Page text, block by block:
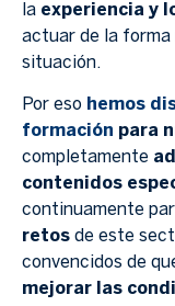
la experiencia y
actuar de la forma
situación.
Por eso hemos
formación para
completamente
contenidos
continuamente
retos de este
convencidos de
mejorar las